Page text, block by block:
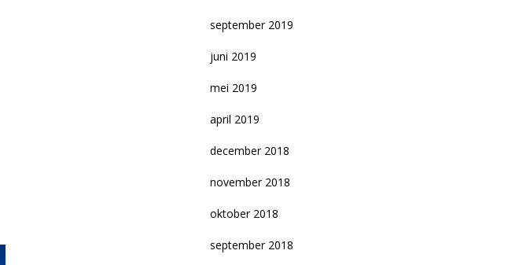
september 2019
juni 2019
mei 2019
april 2019
december 2018
november 2018
oktober 2018
september 2018